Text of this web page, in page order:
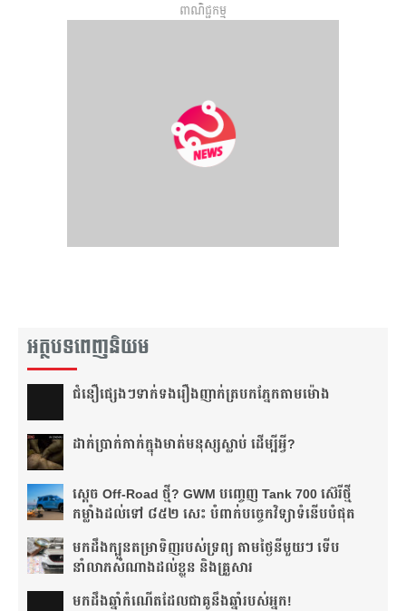
ទទួលស្គាល់កម្រិត
ពាណិជ្ជកម្ម
អត្ថបទពេញនិយម
ជំនឿ​ផ្សេងៗ​ទាក់ទង​រឿង​ញាក់​ត្របក​ភ្នែក​តាម​ម៉ោង​
ដាក់​ប្រាក់​កាក់​ក្នុង​មាត់​មនុស្ស​ស្លាប់ ដើម្បី​អ្វី?
ស្តេច Off-Road ថ្មី? GWM បញ្ចេញ Tank 700 ស៊េរីថ្មី
កម្លាំងដល់ទៅ ៨៥២ សេះ បំពាក់បច្ចេកវិទ្យាទំនើបបំផុត
មកដឹងក្បួនតម្រាទិញរបស់ទ្រព្យ តាមថ្ងៃនីមួយៗ ទើប
នាំលាភសំណាងដល់ខ្លួន និងគ្រួសារ
មក​ដឹងឆ្នាំ​កំណើត​ដែល​ជា​គូ​នឹង​ឆ្នាំ​របស់​អ្នក!​